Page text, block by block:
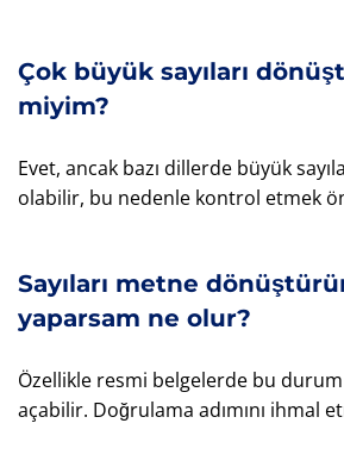
Çok büyük sayıları
miyim?
Evet, ancak bazı dillerde büyük
olabilir, bu nedenle kontrol etmek
Sayıları metne
yaparsam ne olur?
Özellikle resmi belgelerde bu
açabilir. Doğrulama adımını ihmal